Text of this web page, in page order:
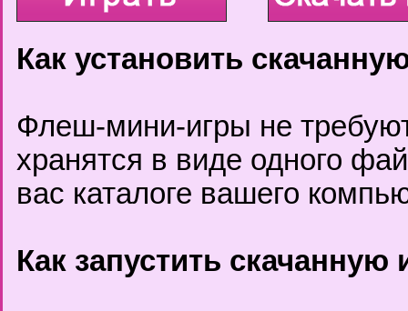
Как установить
Флеш-мини-игры не
хранятся в виде одного
вас каталоге вашего
Как запустить скачанную